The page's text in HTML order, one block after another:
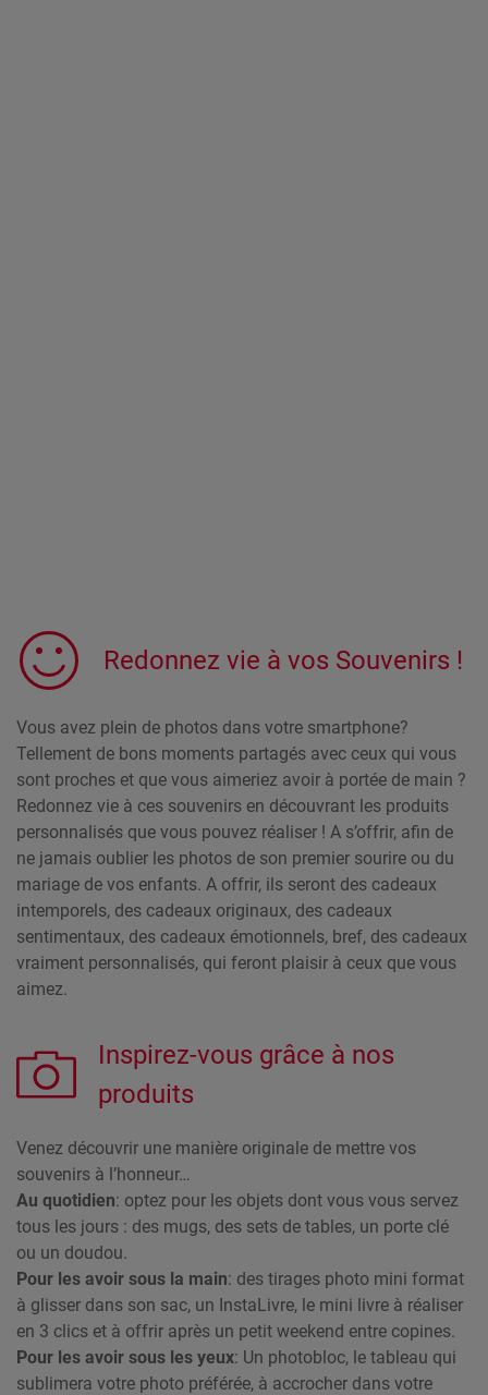
Redonnez vie à vos Souvenirs !
Vous avez plein de photos dans votre smartphone?
Tellement de bons moments partagés avec ceux qui vous
sont proches et que vous aimeriez avoir à portée de main ?
Redonnez vie à ces souvenirs en découvrant les produits
personnalisés que vous pouvez réaliser ! A s’offrir, afin de
ne jamais oublier les photos de son premier sourire ou du
mariage de vos enfants. A offrir, ils seront des cadeaux
intemporels, des cadeaux originaux, des cadeaux
sentimentaux, des cadeaux émotionnels, bref, des cadeaux
vraiment personnalisés, qui feront plaisir à ceux que vous
aimez.
Inspirez-vous grâce à nos
produits
Venez découvrir une manière originale de mettre vos
souvenirs à l’honneur…
Au quotidien: optez pour les objets dont vous vous servez
tous les jours : des mugs, des sets de tables, un porte clé
ou un doudou.
Pour les avoir sous la main: des tirages photo mini format
à glisser dans son sac, un InstaLivre, le mini livre à réaliser
en 3 clics et à offrir après un petit weekend entre copines.
Pour les avoir sous les yeux: Un photobloc, le tableau qui
sublimera votre photo préférée, à accrocher dans votre